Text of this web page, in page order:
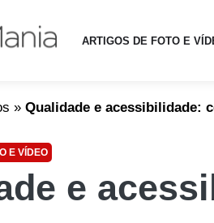
ARTIGOS DE FOTO E
» Qualidade e acessibilidade:
E VÍDEO
e